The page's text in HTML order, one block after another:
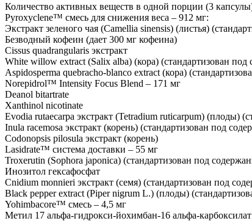
Количество активных веществ в одной порции (3
Pyroxyclene™ смесь для снижения веса – 912 мг:
Экстракт зеленого чая (Camellia sinensis) (листья)
Безводный кофеин (дает 300 мг кофеина)
Cissus quadrangularis экстракт
White willow extract (Salix alba) (кора) (стандартизован
Aspidosperma quebracho-blanco extract (кора)
Norepidrol™ Intensity Focus Blend – 171 мг
Deanol bitartrate
Xanthinol nicotinate
Evodia rutaecarpa экстракт (Tetradium ruticarpum) (плоды)
Inula racemosa экстракт (корень) (стандартизован под
Codonopsis pilosula экстракт (корень)
Lasidrate™ система доставки – 55 мг
Troxerutin (Sophora japonica) (стандартизован под
Инозитол гексафосфат
Cnidium monnieri экстракт (семя) (стандартизован под
Black pepper extract (Piper nigrum L.) (плоды)
Yohimbacore™ смесь – 4,5 мг
Метил 17 альфа-гидрокси-йохимбан-16 альфа-